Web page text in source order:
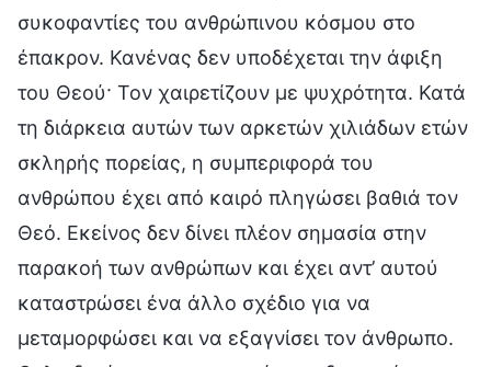
συκοφαντίες του ανθρώπινου κόσμου στο
έπακρον. Κανένας δεν υποδέχεται την άφιξη
του Θεού· Τον χαιρετίζουν με ψυχρότητα. Κατά
τη διάρκεια αυτών των αρκετών χιλιάδων ετών
σκληρής πορείας, η συμπεριφορά του
ανθρώπου έχει από καιρό πληγώσει βαθιά τον
Θεό. Εκείνος δεν δίνει πλέον σημασία στην
παρακοή των ανθρώπων και έχει αντ’ αυτού
καταστρώσει ένα άλλο σχέδιο για να
μεταμορφώσει και να εξαγνίσει τον άνθρωπο.